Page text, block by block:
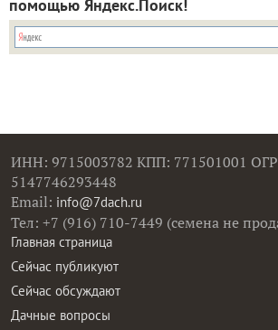
помощью Яндекс.Поиск!
ИНН: 9715003782 КПП: 771501001
5147746293448
Email: info@7dach.ru
Тел: +7 (916) 710-7449 (семена не
Главная страница
Сейчас публикуют
Сейчас обсуждают
Дачные вопросы